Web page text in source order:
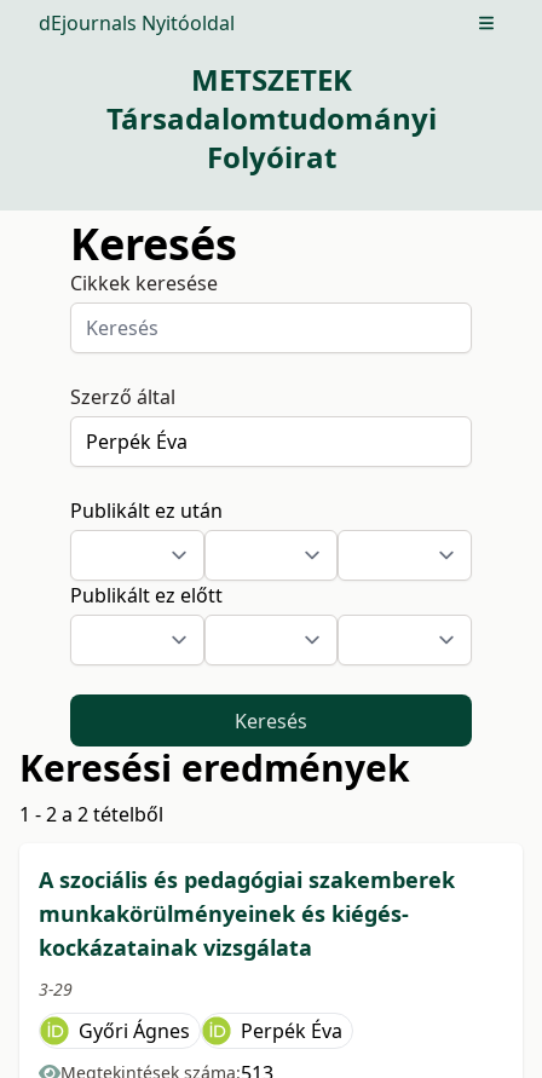
dEjournals Nyitóoldal Open
METSZETEK
Társadalomtudományi
Folyóirat
Keresés
Cikkek keresése
Szerző által
Publikált ez után
Publikált ez előtt
Keresés
Keresési eredmények
1 - 2 a 2 tételből
A szociális és pedagógiai szakemberek
munkakörülményeinek és kiégés-
kockázatainak vizsgálata
3-29
Győri Ágnes Perpék Éva
Megtekintések száma: